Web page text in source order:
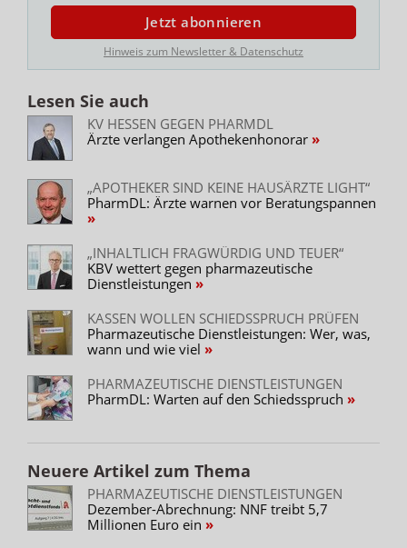
Jetzt abonnieren
Hinweis zum Newsletter & Datenschutz
Lesen Sie auch
KV HESSEN GEGEN PHARMDL
Ärzte verlangen Apothekenhonorar
„APOTHEKER SIND KEINE HAUSÄRZTE LIGHT“
PharmDL: Ärzte warnen vor Beratungspannen
„INHALTLICH FRAGWÜRDIG UND TEUER“
KBV wettert gegen pharmazeutische
Dienstleistungen
KASSEN WOLLEN SCHIEDSSPRUCH PRÜFEN
Pharmazeutische Dienstleistungen: Wer, was,
wann und wie viel
PHARMAZEUTISCHE DIENSTLEISTUNGEN
PharmDL: Warten auf den Schiedsspruch
Neuere Artikel zum Thema
PHARMAZEUTISCHE DIENSTLEISTUNGEN
Dezember-Abrechnung: NNF treibt 5,7
Millionen Euro ein